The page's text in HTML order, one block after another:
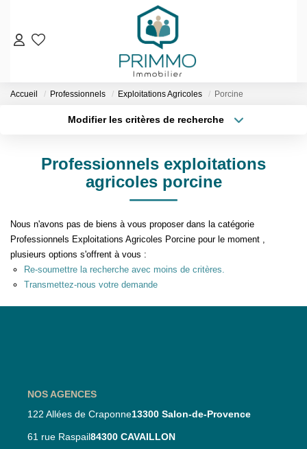
VENTES
Nos Biens En Vente
Nos Biens Vendus
LOCATIONS
ESTIMATION & EXPERTISE
NOS AGENCES
Qui Sommes-Nous
Notre Équipe
Accueil Professionnels Exploitations Agricoles Porcine
Modifier les critères de recherche
Budget max
Professionnels exploitations
agricoles porcine
Nous n'avons pas de biens à vous proposer dans la catégorie
Professionnels Exploitations Agricoles Porcine pour le moment ,
plusieurs options s'offrent à vous :
Re-soumettre la recherche avec moins de critères.
Transmettez-nous votre demande
NOS AGENCES
122 Allées de Craponne13300 Salon-de-Provence
61 rue Raspail84300 CAVAILLON